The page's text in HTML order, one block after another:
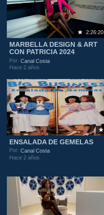
2:26:20
MARBELLA DESIGN & ART
CON PATRICIA 2024
Por:Canal Costa
Hace 2 años
ENSALADA DE GEMELAS
Por:Canal Costa
Hace 2 años